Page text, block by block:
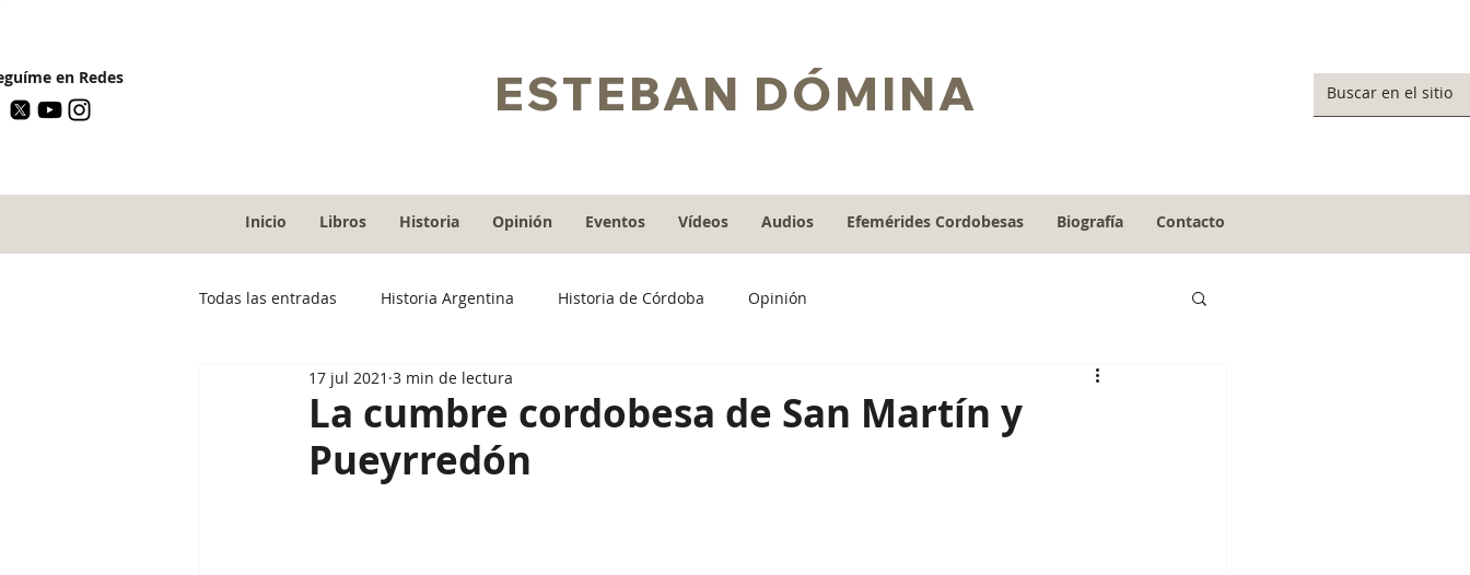
ESTEBAN DÓMINA
en Redes
Inicio Libros Historia Opinión Eventos Vídeos Audios Efemérides Cordobesas Biografía Contacto
Todas las entradas Historia Argentina Historia de Córdoba Opinión
La cumbre cordobesa de San Martín y
Pueyrredón
17 jul 2021 3 min de lectura